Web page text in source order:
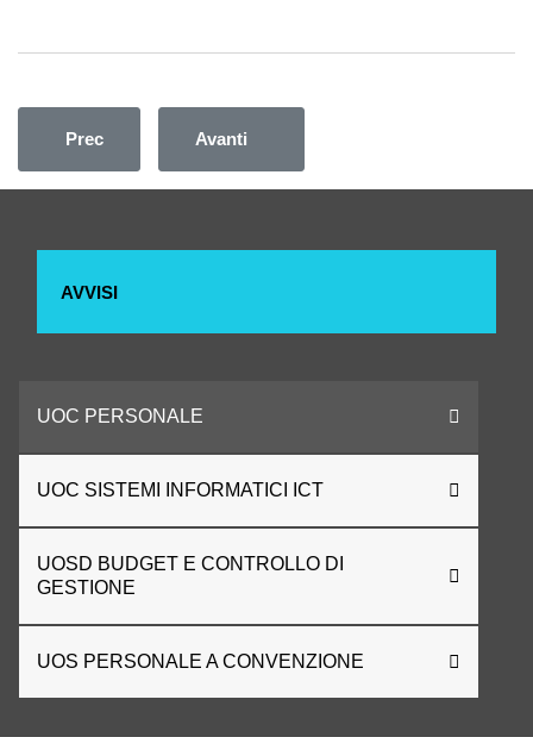
Articolo precedente: AVVISO PER LA FORMAZIONE
Prec Articolo successivo: AVVISO INTERNO
Avanti
AVVISI
UOC PERSONALE
UOC SISTEMI INFORMATICI ICT
UOSD BUDGET E CONTROLLO DI
GESTIONE
UOS PERSONALE A CONVENZIONE